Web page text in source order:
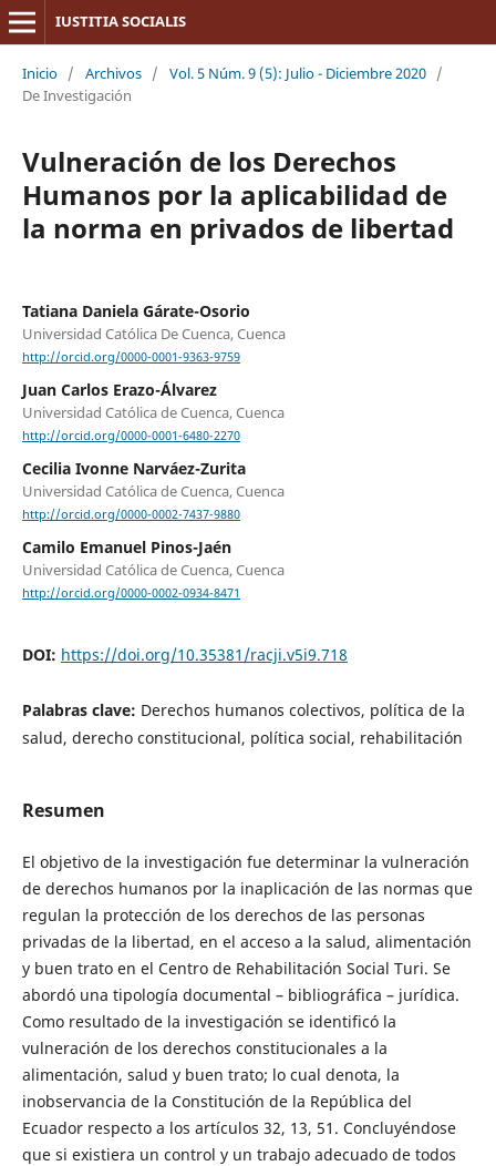
IUSTITIA SOCIALIS
Inicio / Archivos / Vol. 5 Núm. 9 (5): Julio - Diciembre 2020 /
De Investigación
Vulneración de los Derechos
Humanos por la aplicabilidad de
la norma en privados de libertad
Tatiana Daniela Gárate-Osorio
Universidad Católica De Cuenca, Cuenca
http://orcid.org/0000-0001-9363-9759
Juan Carlos Erazo-Álvarez
Universidad Católica de Cuenca, Cuenca
http://orcid.org/0000-0001-6480-2270
Cecilia Ivonne Narváez-Zurita
Universidad Católica de Cuenca, Cuenca
http://orcid.org/0000-0002-7437-9880
Camilo Emanuel Pinos-Jaén
Universidad Católica de Cuenca, Cuenca
http://orcid.org/0000-0002-0934-8471
DOI: https://doi.org/10.35381/racji.v5i9.718
Palabras clave: Derechos humanos colectivos, política de la
salud, derecho constitucional, política social, rehabilitación
Resumen
El objetivo de la investigación fue determinar la vulneración
de derechos humanos por la inaplicación de las normas que
regulan la protección de los derechos de las personas
privadas de la libertad, en el acceso a la salud, alimentación
y buen trato en el Centro de Rehabilitación Social Turi. Se
abordó una tipología documental – bibliográfica – jurídica.
Como resultado de la investigación se identificó la
vulneración de los derechos constitucionales a la
alimentación, salud y buen trato; lo cual denota, la
inobservancia de la Constitución de la República del
Ecuador respecto a los artículos 32, 13, 51. Concluyéndose
que si existiera un control y un trabajo adecuado de todos